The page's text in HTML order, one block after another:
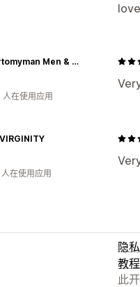
Katertomyman Men & Women Shop
人在使用应用
在使用应用
隐
教程
此